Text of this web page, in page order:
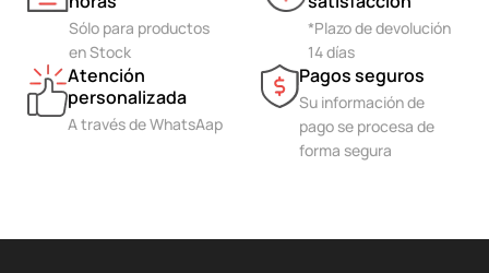
Sólo para productos
en Stock
*Plazo de devolución
14 días
Atención
personalizada
A través de WhatsAap
Pagos seguros
Su información de
pago se procesa de
forma segura